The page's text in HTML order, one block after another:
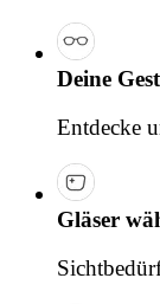
Deine
Entdecke
Gläser